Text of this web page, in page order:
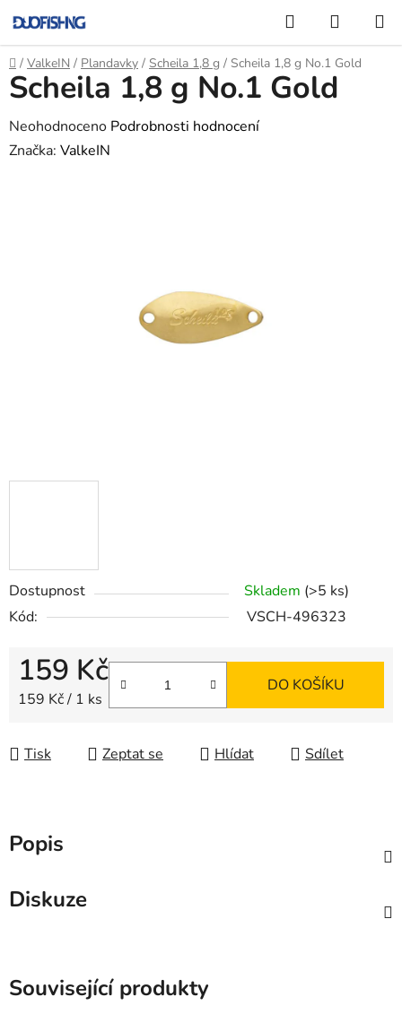
na
obsah
Hledat
KOŠÍK
Domů
/ ValkeIN / Plandavky / Scheila 1,8 g / Scheila 1,8 g No.1 Gold
Dostupnost Skladem (>5 ks)
Kód:
VSCH-496323
159 Kč
Měrná cena:
159 Kč / 1 ks
DO KOŠÍKU
Tisk Zeptat se Hlídat Sdílet
Scheila 1,8 g No.1 Gold
Průměrné
hodnocení
Neohodnoceno Podrobnosti hodnocení
Značka: ValkeIN
Popis
Diskuze
Související produkty